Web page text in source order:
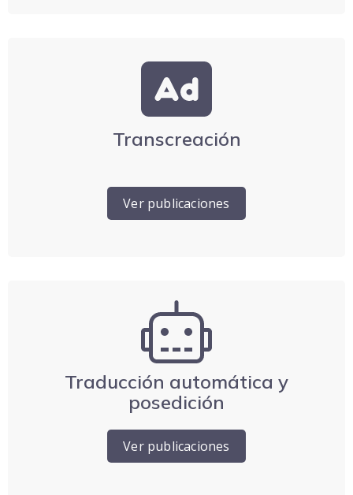
Transcreación
Ver publicaciones
Traducción automática y
posedición
Ver publicaciones